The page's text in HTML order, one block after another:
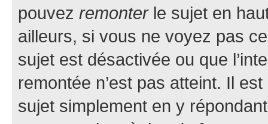
pouvez remonterle sujet en
ailleurs, si vous ne voyez pas
sujet est désactivée ou que
remontée n’est pas atteint. Il
sujet simplement en y